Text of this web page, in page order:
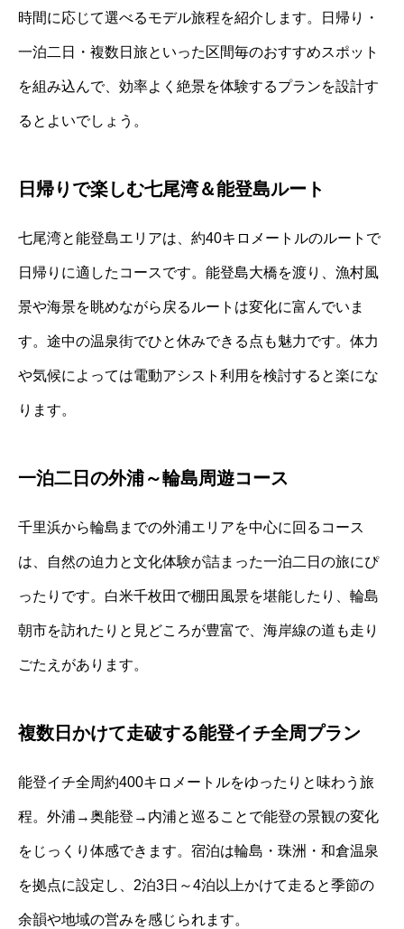
時間に応じて選べるモデル旅程を紹介します。日帰り・
一泊二日・複数日旅といった区間毎のおすすめスポット
を組み込んで、効率よく絶景を体験するプランを設計す
るとよいでしょう。
日帰りで楽しむ七尾湾＆能登島ルート
七尾湾と能登島エリアは、約40キロメートルのルートで
日帰りに適したコースです。能登島大橋を渡り、漁村風
景や海景を眺めながら戻るルートは変化に富んでいま
す。途中の温泉街でひと休みできる点も魅力です。体力
や気候によっては電動アシスト利用を検討すると楽にな
ります。
一泊二日の外浦～輪島周遊コース
千里浜から輪島までの外浦エリアを中心に回るコース
は、自然の迫力と文化体験が詰まった一泊二日の旅にぴ
ったりです。白米千枚田で棚田風景を堪能したり、輪島
朝市を訪れたりと見どころが豊富で、海岸線の道も走り
ごたえがあります。
複数日かけて走破する能登イチ全周プラン
能登イチ全周約400キロメートルをゆったりと味わう旅
程。外浦→奥能登→内浦と巡ることで能登の景観の変化
をじっくり体感できます。宿泊は輪島・珠洲・和倉温泉
を拠点に設定し、2泊3日～4泊以上かけて走ると季節の
余韻や地域の営みを感じられます。